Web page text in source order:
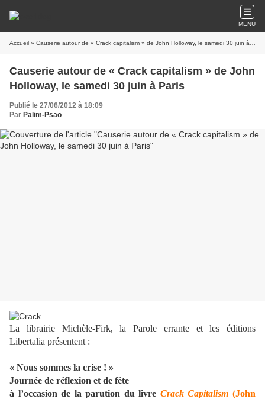
MENU
Accueil » Causerie autour de « Crack capitalism » de John Holloway, le samedi 30 juin à Paris
Causerie autour de « Crack capitalism » de John
Holloway, le samedi 30 juin à Paris
Publié le 27/06/2012 à 18:09
Par Palim-Psao
La librairie Michèle-Firk, la Parole errante et les éditions
Libertalia présentent :
« Nous sommes la crise ! »
Journée de réflexion et de fête
à l’occasion de la parution du livre Crack Capitalism (John